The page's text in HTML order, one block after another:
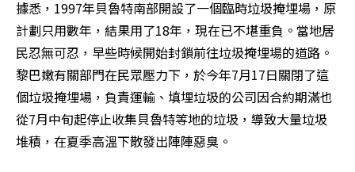
據悉，1997年貝魯特南部開設了一個臨時垃圾掩埋場，原
計劃只用數年，結果用了18年，現在已不堪重負。當地居
民忍無可忍，早些時候開始封鎖前往垃圾掩埋場的道路。
黎巴嫩有關部門在民眾壓力下，於今年7月17日關閉了這
個垃圾掩埋場，負責運輸、填埋垃圾的公司因合約期滿也
從7月中旬起停止收集貝魯特等地的垃圾，導致大量垃圾
堆積，在夏季高溫下散發出陣陣惡臭。